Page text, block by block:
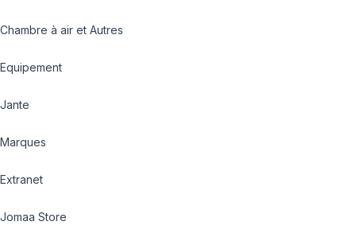
Chambre à air et Autres
Equipement
Jante
Marques
Extranet
Jomaa Store